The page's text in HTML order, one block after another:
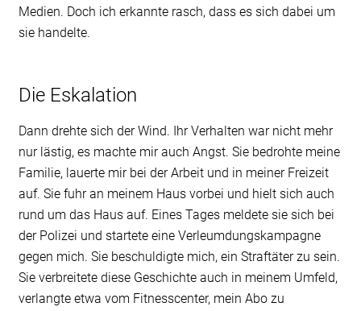
Medien. Doch ich erkannte rasch, dass es sich dabei um
sie handelte.
Die Eskalation
Dann drehte sich der Wind. Ihr Verhalten war nicht mehr
nur lästig, es machte mir auch Angst. Sie bedrohte meine
Familie, lauerte mir bei der Arbeit und in meiner Freizeit
auf. Sie fuhr an meinem Haus vorbei und hielt sich auch
rund um das Haus auf. Eines Tages meldete sie sich bei
der Polizei und startete eine Verleumdungskampagne
gegen mich. Sie beschuldigte mich, ein Straftäter zu sein.
Sie verbreitete diese Geschichte auch in meinem Umfeld,
verlangte etwa vom Fitnesscenter, mein Abo zu